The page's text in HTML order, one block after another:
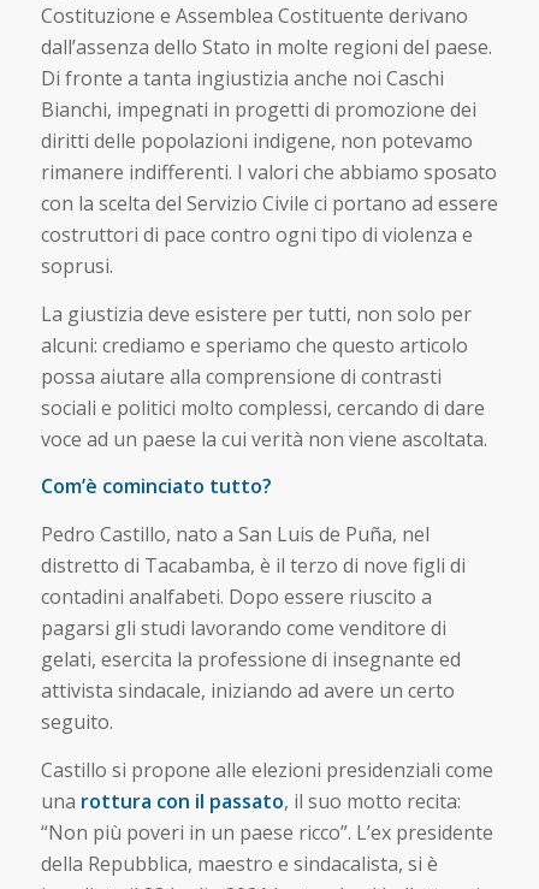
Costituzione e Assemblea Costituente derivano
dall’assenza dello Stato in molte regioni del paese.
Di fronte a tanta ingiustizia anche noi Caschi
Bianchi, impegnati in progetti di promozione dei
diritti delle popolazioni indigene, non potevamo
rimanere indifferenti. I valori che abbiamo sposato
con la scelta del Servizio Civile ci portano ad essere
costruttori di pace contro ogni tipo di violenza e
soprusi.
La giustizia deve esistere per tutti, non solo per
alcuni: crediamo e speriamo che questo articolo
possa aiutare alla comprensione di contrasti
sociali e politici molto complessi, cercando di dare
voce ad un paese la cui verità non viene ascoltata.
Com’è cominciato tutto?
Pedro Castillo, nato a San Luis de Puña, nel
distretto di Tacabamba, è il terzo di nove figli di
contadini analfabeti. Dopo essere riuscito a
pagarsi gli studi lavorando come venditore di
gelati, esercita la professione di insegnante ed
attivista sindacale, iniziando ad avere un certo
seguito.
Castillo si propone alle elezioni presidenziali come
una rottura con il passato, il suo motto recita:
“Non più poveri in un paese ricco”. L’ex presidente
della Repubblica, maestro e sindacalista, si è